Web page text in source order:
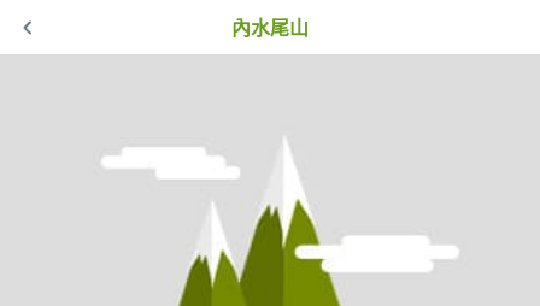
內水尾山